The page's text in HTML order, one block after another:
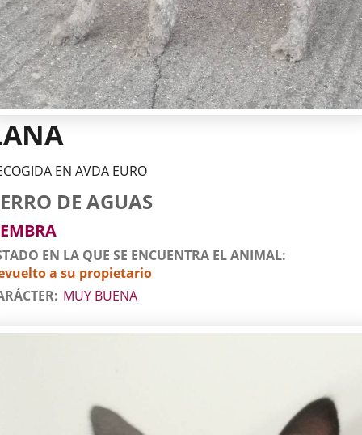
EN AVDA EURO
DE AGUAS
EN LA QUE SE ENCUENTRA EL ANIMAL
a su propietario
MUY BUENA